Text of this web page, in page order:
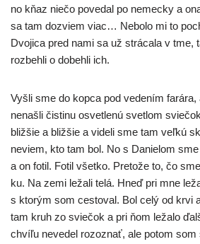
no kňaz nie­čo pove­dal po nemec­ky a
sa tam dozviem viac… Nebolo mi to
Dvojica pred nami sa už strá­ca­la v tme,
roz­beh­li o dobeh­li ich.
Vyšli sme do kop­ca pod vede­ním
nenaš­li čis­ti­nu osvet­le­nú svet­lom
bliž­šie a bliž­šie a vide­li sme tam veľ­kú
neviem, kto tam bol. No s Danielom
a on fotil. Fotil všet­ko. Pretože to, čo
ku. Na zemi leža­li telá. Hneď pri mne
s kto­rým som ces­to­val. Bol celý od krvi
tam kruh zo svie­čok a pri ňom leža­lo
chví­ľu neve­del rozo­znať, ale potom som